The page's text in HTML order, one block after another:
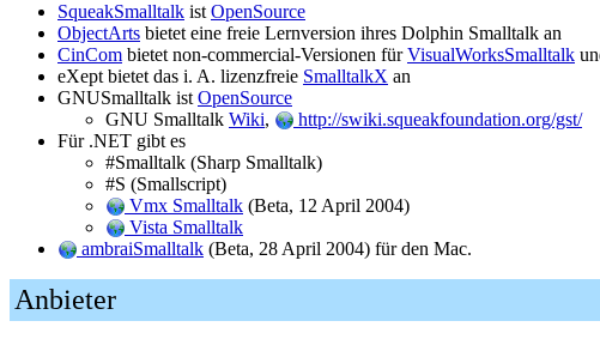
SqueakSmalltalk ist OpenSource
ObjectArts bietet eine freie Lernversion ihres Dolphin Smalltalk an
CinCom bietet non-commercial-Versionen fürVisualWorksSmalltalk
eXept bietet das i. A. lizenzfreie SmalltalkX an
GNUSmalltalk ist OpenSource
GNU Smalltalk Wiki,
http://swiki.squeakfoundation.org/gst/
Für .NET gibt es
#Smalltalk (Sharp Smalltalk)
#S (Smallscript)
Vmx Smalltalk (Beta, 12 April 2004)
Vista Smalltalk
ambraiSmalltalk (Beta, 28 April 2004) für den Mac.
Anbieter